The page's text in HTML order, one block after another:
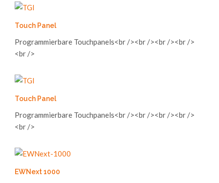
Touch Panel
Programmierbare Touchpanels<br /><br /><br /><br />
<br />
Touch Panel
Programmierbare Touchpanels<br /><br /><br /><br />
<br />
EWNext 1000